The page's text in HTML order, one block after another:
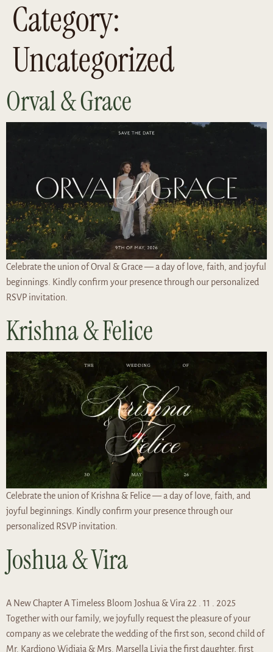
Category:
Uncategorized
Orval & Grace
Celebrate the union of Orval & Grace — a day of love, faith, and joyful
beginnings. Kindly confirm your presence through our personalized
RSVP invitation.
Krishna & Felice
Celebrate the union of Krishna & Felice — a day of love, faith, and
joyful beginnings. Kindly confirm your presence through our
personalized RSVP invitation.
Joshua & Vira
A New Chapter A Timeless Bloom Joshua & Vira 22 . 11 . 2025
Together with our family, we joyfully request the pleasure of your
company as we celebrate the wedding of the first son, second child of
Mr. Kardjono Widjaja & Mrs. Marsella Livia the first daughter, first